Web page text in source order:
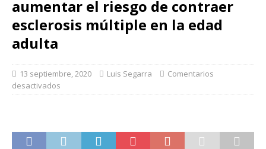
aumentar el riesgo de contraer
esclerosis múltiple en la edad
adulta
13 septiembre, 2020 Luis Segarra
Comentarios
desactivados